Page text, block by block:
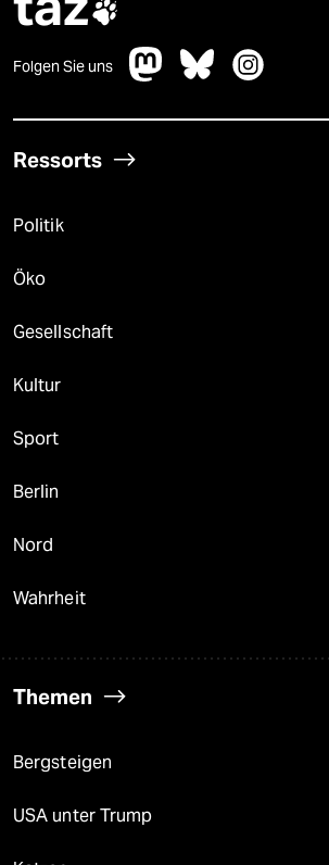

Folgen Sie uns
Ressorts
Politik
Öko
Gesellschaft
Kultur
Sport
Berlin
Nord
Wahrheit
Themen
Bergsteigen
USA unter Trump